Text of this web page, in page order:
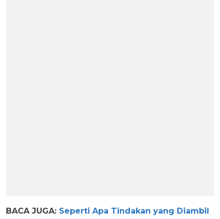
BACA JUGA: Seperti Apa Tindakan yang Diambil